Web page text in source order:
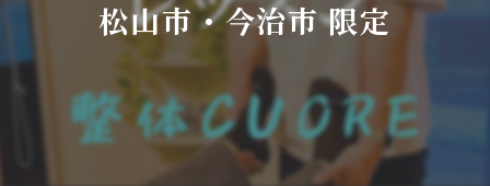
松山市・今治市 限定